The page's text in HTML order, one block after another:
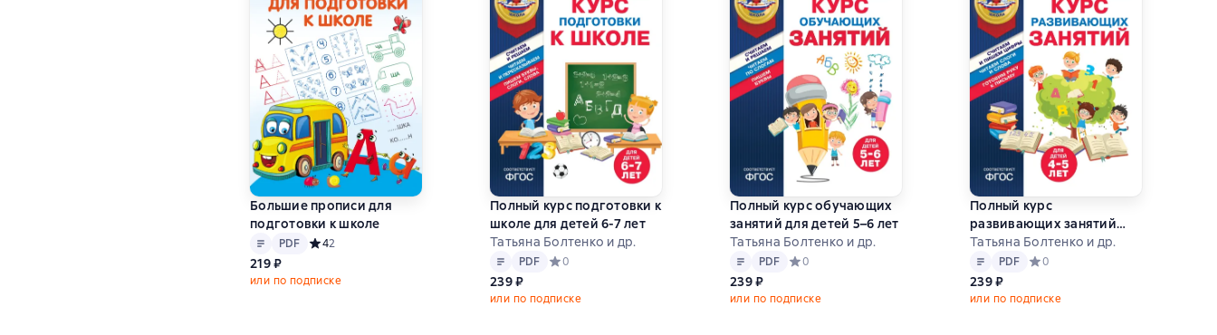
Большие прописи для
подготовки к школе
Текст PDF
PDF Средний рейтинг 4 на основе 2 оценок
42
219 ₽
или по подписке
Полный курс подготовки к
школе для детей 6-7 лет
Татьяна Болтенко и др.
Текст PDF
PDF Средний рейтинг 0 на основе 0 оценок
0
239 ₽
или по подписке
Полный курс обучающих
занятий для детей 5–6 лет
Татьяна Болтенко и др.
Текст PDF
PDF Средний рейтинг 0 на основе 0 оценок
0
239 ₽
или по подписке
Полный курс
развивающих занятий
для детей 4-5 лет
Татьяна Болтенко и др.
Текст PDF
PDF Средний рейтинг 0 на основе 0
0
239 ₽
или по подписке